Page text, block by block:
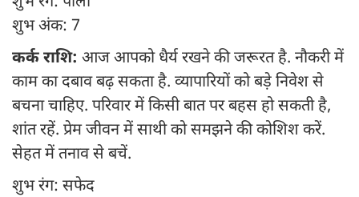
शुभ अंक: 7
कर्क राशि: आज आपको धैर्य रखने की जरूरत है. नौकरी में
काम का दबाव बढ़ सकता है. व्यापारियों को बड़े निवेश से
बचना चाहिए. परिवार में किसी बात पर बहस हो सकती है,
शांत रहें. प्रेम जीवन में साथी को समझने की कोशिश करें.
सेहत में तनाव से बचें.
शुभ रंग: सफेद